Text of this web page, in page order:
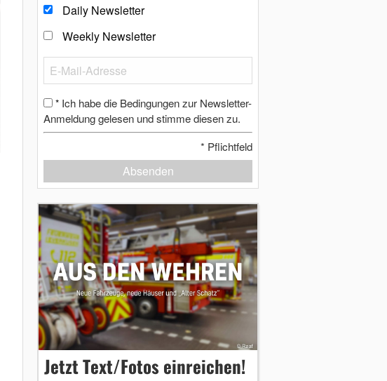
Daily Newsletter
Weekly Newsletter
* Ich habe die Bedingungen zur Newsletter-
Anmeldung gelesen und stimme diesen zu.
* Pflichtfeld
Absenden
Jetzt Text/Fotos einreichen!